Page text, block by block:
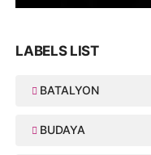
LABELS LIST
BATALYON
BUDAYA